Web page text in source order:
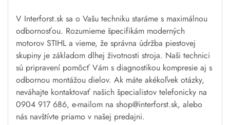
V Interforst.sk sa o Vašu techniku staráme s maximálnou
odbornosťou. Rozumieme špecifikám moderných
motorov STIHL a vieme, že správna údržba piestovej
skupiny je základom dlhej životnosti stroja. Naši technici
sú pripravení pomôcť Vám s diagnostikou kompresie aj s
odbornou montážou dielov. Ak máte akékoľvek otázky,
neváhajte kontaktovať našich špecialistov telefonicky na
0904 917 686, e-mailom na shop@interforst.sk, alebo
nás navštívte priamo v našej predajni.